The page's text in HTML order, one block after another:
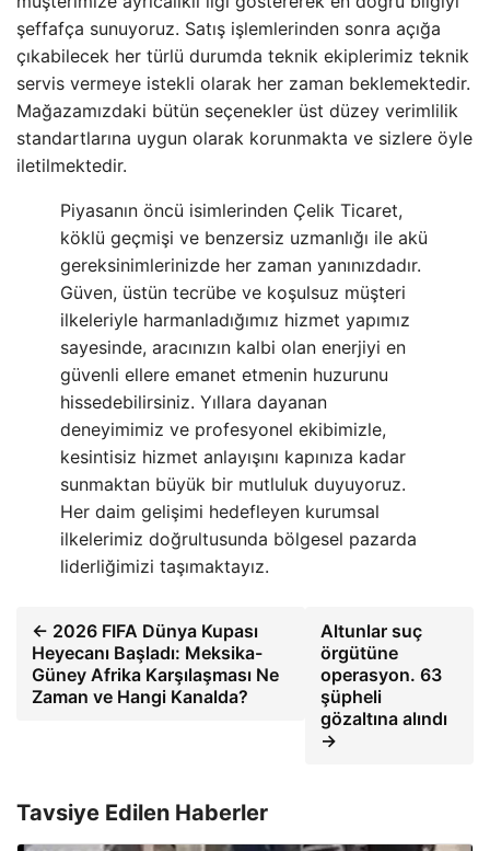
şeffafça sunuyoruz. Satış işlemlerinden sonra açığa
çıkabilecek her türlü durumda teknik ekiplerimiz teknik
servis vermeye istekli olarak her zaman beklemektedir.
Mağazamızdaki bütün seçenekler üst düzey verimlilik
standartlarına uygun olarak korunmakta ve sizlere öyle
iletilmektedir.
Piyasanın öncü isimlerinden Çelik Ticaret,
köklü geçmişi ve benzersiz uzmanlığı ile akü
gereksinimlerinizde her zaman yanınızdadır.
Güven, üstün tecrübe ve koşulsuz müşteri
ilkeleriyle harmanladığımız hizmet yapımız
sayesinde, aracınızın kalbi olan enerjiyi en
güvenli ellere emanet etmenin huzurunu
hissedebilirsiniz. Yıllara dayanan
deneyimimiz ve profesyonel ekibimizle,
kesintisiz hizmet anlayışını kapınıza kadar
sunmaktan büyük bir mutluluk duyuyoruz.
Her daim gelişimi hedefleyen kurumsal
ilkelerimiz doğrultusunda bölgesel pazarda
liderliğimizi taşımaktayız.
← 2026 FIFA Dünya Kupası
Heyecanı Başladı: Meksika-
Güney Afrika Karşılaşması Ne
Zaman ve Hangi Kanalda?
Altunlar suç
örgütüne
operasyon. 63
şüpheli
gözaltına alındı
→
Tavsiye Edilen Haberler